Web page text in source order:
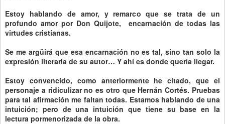
Estoy hablando de amor, y remarco que se trata de un
profundo amor por Don Quijote, encarnación de todas las
virtudes cristianas.
Se me argüirá que esa encarnación no es tal, sino tan solo la
expresión literaria de su autor… Y ahí es donde quería llegar.
Estoy convencido, como anteriormente he citado, que el
personaje a ridiculizar no es otro que Hernán Cortés. Pruebas
para tal afirmación me faltan todas. Estamos hablando de una
intuición; pero de una intuición que tiene su base en la
lectura pormenorizada de la obra.